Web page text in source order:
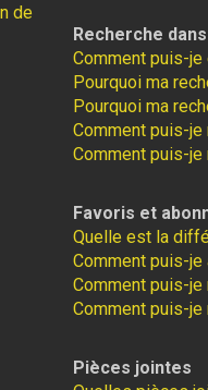
de
Recherche
Comment puis-
Pourquoi ma
Pourquoi ma
Comment puis-
Comment puis-
Favoris et
Quelle est la
Comment puis-je
Comment puis-je
Comment puis-
Pièces jointes